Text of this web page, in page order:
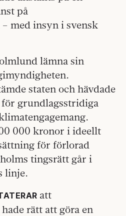
på
med insyn i svensk
lämna sin
staten och hävdade
grundlagsstridiga
000 kronor i ideellt
för förlorad
tingsrätt går i
linje.
att
rätt att göra en